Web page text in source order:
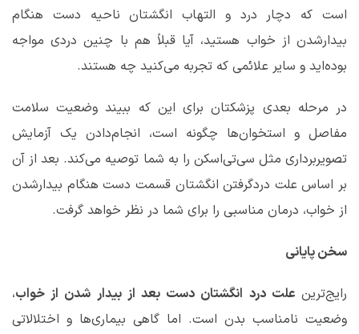
است که دچار درد و التهاب انگشتان ناحیه دست هنگام
بیدارشدن از خواب هستید، آیا قبلاً هم با چنین دردی مواجه
بوده‌اید و سایر علائمی که تجربه می‌کنید چه هستند.
در مرحله بعدی پزشکتان برای این که ببیند وضعیت سلامت
مفاصل و استخوان‌ها چگونه است، انجام‌دادن یک آزمایش
تصویربرداری مثل سی‌تی‌اسکن را به شما توصیه می‌کند. بعد از آن
بر اساس علت دردگرفتن انگشتان قسمت دست هنگام بیدارشدن
از خواب، درمان مناسبی را برای شما در نظر خواهد گرفت.
سخن پایانی
رایج‌ترین علت درد انگشتان دست بعد از بیدار شدن از خواب،
وضعیت نامناسب بدن است. اما گاهی بیماری‌ها و اختلالاتی